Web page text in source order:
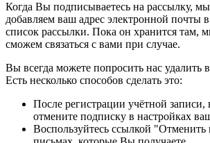
Когда Вы подписываетесь на рассылку,
добавляем ваш адрес электронной почты
список рассылки. Пока он хранится там,
сможем связаться с вами при случае.
Вы всегда можете попросить нас удалить
Есть несколько способов сделать это:
После регистрации учётной записи,
отмените подписку в настройках
Воспользуйтесь ссылкой "Отменить